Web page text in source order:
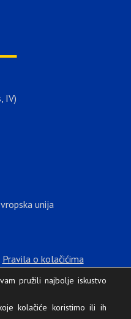
IV)
unija
Pravila o kolačićima
pružili najbolje iskustvo
kolačiće koristimo ili ih